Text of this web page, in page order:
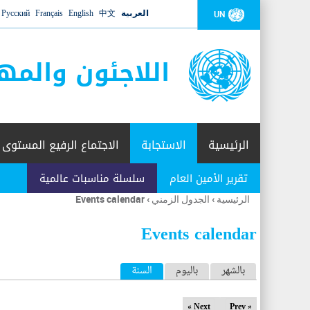
UN العربية 中文
English
Français
Русский
اللاجئون
الرئيسية الاستجابة
تقرير الأمين العام سلسلة مناسبات عالمية
الاجتماع الرفيع المستوى
أنت
هنا
الرئيسية › الجدول الزمني ›
Events calendar
Events calendar
ا
ل
بالشهر باليوم السنة (علامة التبويب النشطة)